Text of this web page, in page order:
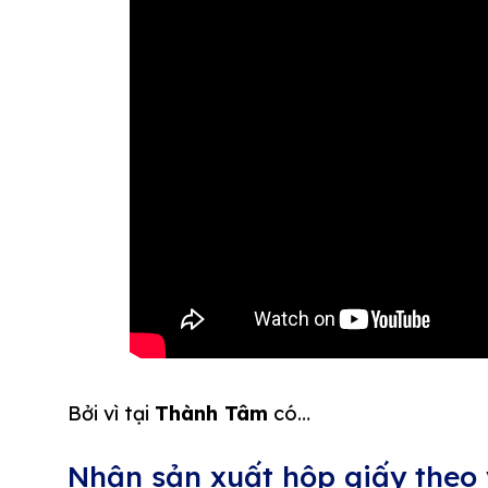
Bởi vì tại Thành Tâm có…
Nhận sản xuất hộp giấy theo